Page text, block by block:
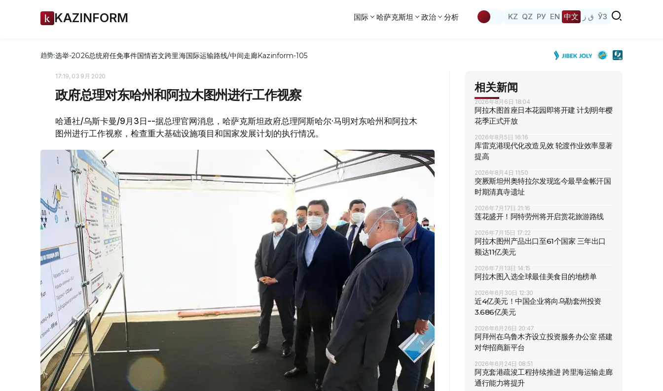
KAZINFORM 国际 哈萨克斯坦 政治 分析 KZ QZ РУ EN 中文 ق ز ЎЗ
趋势:选举-2026总统府任免事件国情咨文跨里海国际运输路线/中间走廊Kazinform-105
17:19, 03 9月 2020
政府总理对东哈州和阿拉木图州进行工作视察
哈通社/乌斯卡曼/9月3日--据总理官网消息，哈萨克斯坦政府总理阿斯哈尔·马明对东哈州和阿拉木
图州进行工作视察，检查重大基础设施项目和国家发展计划的执行情况。
相关新闻
2026年8月6日 18:04
阿拉木图首座日本花园即将开建 计划明年樱
花季正式开放
2026年8月5日 16:16
库雷克港现代化改造见效 轮渡作业效率显著
提高
2026年8月4日 11:50
突厥斯坦州奥特拉尔发现迄今最早金帐汗国
时期清真寺遗址
2026年7月17日 21:16
莲花盛开！阿特劳州将开启赏花旅游路线
2026年7月15日 17:22
阿拉木图州产品出口至61个国家 三年出口
额达11亿美元
2026年7月13日 14:15
阿拉木图入选全球最佳美食目的地榜单
2026年6月30日 12:30
近4亿美元！中国企业将向乌勒套州投资
3.686亿美元
2026年6月26日 20:47
阿拜州在乌鲁木齐设立投资服务办公室 搭建
对华招商新平台
2026年6月24日 08:51
阿克套港疏浚工程持续推进 跨里海运输走廊
通行能力将提升